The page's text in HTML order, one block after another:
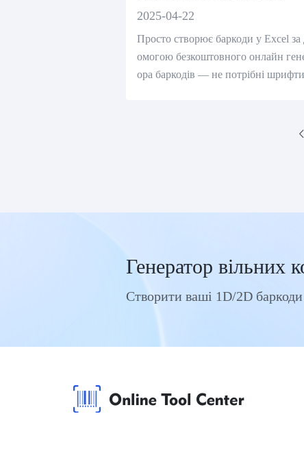
баркодів?
2025-04-22
Просто створює баркоди у Excel за
омогою безкоштовного онлайн
ора баркодів — не потрібні шрифти
Генератор вільних
Створити ваші 1D/2D